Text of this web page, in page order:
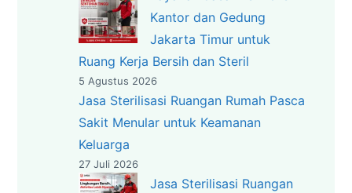
Kantor dan Gedung
Jakarta Timur untuk
Ruang Kerja Bersih dan Steril
5 Agustus 2026
Jasa Sterilisasi Ruangan Rumah Pasca
Sakit Menular untuk Keamanan
Keluarga
27 Juli 2026
Jasa Sterilisasi Ruangan